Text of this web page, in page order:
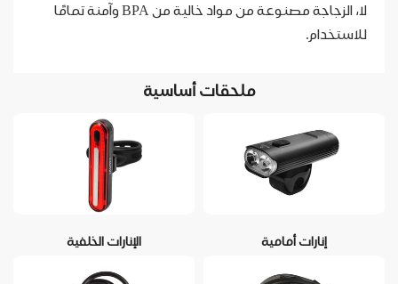
لا، الزجاجة مصنوعة من مواد خالية من BPA وآمنة تمامًا
للاستخدام.
ملحقات أساسية
إنارات أمامية الإنارات الخلفية